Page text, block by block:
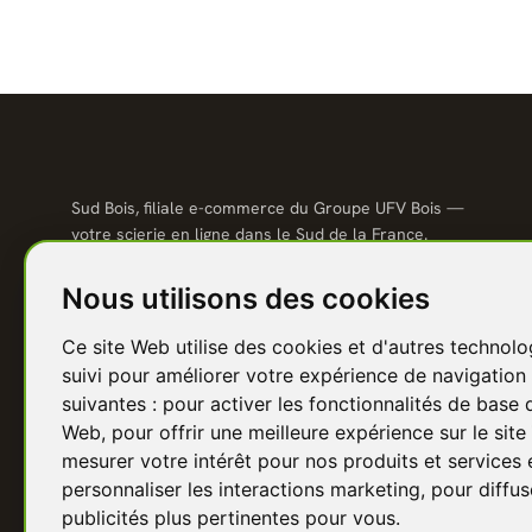
Nous utilisons des cookies
Ce site Web utilise des cookies et d'autres
suivi pour améliorer votre expérience de navigation
suivantes : pour activer les fonctionnalités de base
Web, pour offrir une meilleure expérience sur le site
mesurer votre intérêt pour nos produits et services
personnaliser les interactions marketing, pour
publicités plus pertinentes pour vous.
Sud Bois, filiale e-commerce du Groupe UFV Bois —
votre scierie en ligne dans le Sud de la France.
France.
contact@sudbois.fr
Avèze (30120) — Sud de la France
f Y P I in